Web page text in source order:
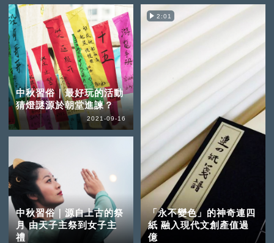
中秋習俗｜最好玩的活動
猜燈謎源於朝堂進諫？
2021-09-16
中秋習俗｜源自上古的祭
月 由天子主祭到女子主
禮
2:01
「永不變色」的神奇連四
紙 融入現代文創產值過
億